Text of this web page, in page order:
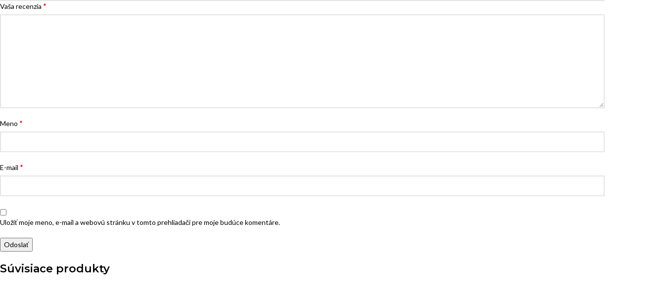
Vaša recenzia *
Meno *
E-mail *
Uložiť moje meno, e-mail a webovú stránku v tomto prehliadači pre moje budúce komentáre.
Súvisiace produkty